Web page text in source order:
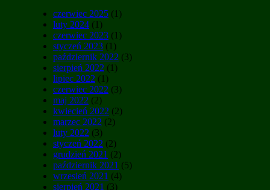
czerwiec 2025 (1)
luty 2024 (1)
czerwiec 2023 (1)
styczeń 2023 (1)
październik 2022 (3)
sierpień 2022 (1)
lipiec 2022 (1)
czerwiec 2022 (3)
maj 2022 (2)
kwiecień 2022 (2)
marzec 2022 (2)
luty 2022 (3)
styczeń 2022 (2)
grudzień 2021 (2)
październik 2021 (5)
wrzesień 2021 (4)
sierpień 2021 (3)